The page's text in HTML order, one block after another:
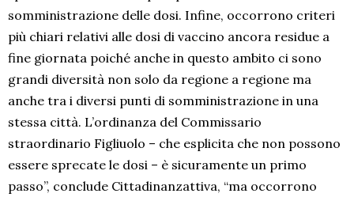
somministrazione delle dosi. Infine, occorrono criteri
più chiari relativi alle dosi di vaccino ancora residue a
fine giornata poiché anche in questo ambito ci sono
grandi diversità non solo da regione a regione ma
anche tra i diversi punti di somministrazione in una
stessa città. L’ordinanza del Commissario
straordinario Figliuolo – che esplicita che non possono
essere sprecate le dosi – è sicuramente un primo
passo”, conclude Cittadinanzattiva, “ma occorrono